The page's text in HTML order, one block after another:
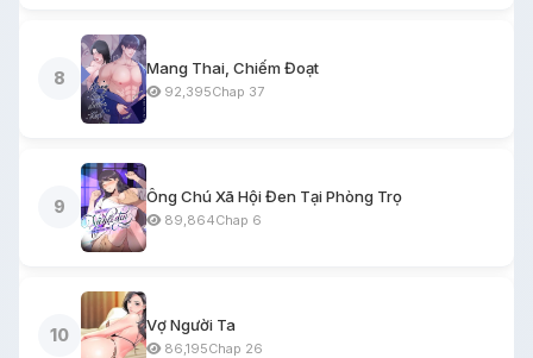
8
Mang Thai, Chiếm Đoạt
92,395Chap 37
9
Ông Chú Xã Hội Đen Tại Phòng Trọ
89,864Chap 6
10
Vợ Người Ta
86,195Chap 26